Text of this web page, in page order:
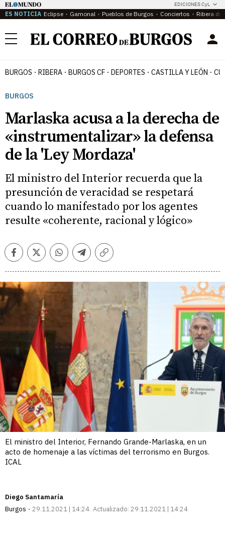
EDICIONES CyL
ES NOTICIA Eclipse Gamonal Pueblos de Burgos Conciertos Ribera del
Menú
BURGOS RIBERA BURGOS CF DEPORTES CASTILLA Y LEÓN
BURGOS
Marlaska acusa a la derecha de
«instrumentalizar» la defensa
de la 'Ley Mordaza'
El ministro del Interior recuerda que la
presunción de veracidad se respetará
cuando lo manifestado por los agentes
resulte «coherente, racional y lógico»
FacebookTwitterWhatsappTelegramCopiar
El ministro del Interior, Fernando Grande-Marlaska, en un
acto de homenaje a las víctimas del terrorismo en Burgos.
ICAL
Diego Santamaría
Burgos
29.11.2021 | 14:24 Actualizado: 29.11.2021 | 14:24